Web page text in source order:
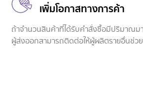
เพิ่มโอกาสทางการค้า
ถ้าจำนวนสินค้าที่ได้รับคำสั่งซื้อมีปริมาณม
ผู้ส่งออกสามารถติดต่อให้ผู้ผลิตรายอื่นช่ว